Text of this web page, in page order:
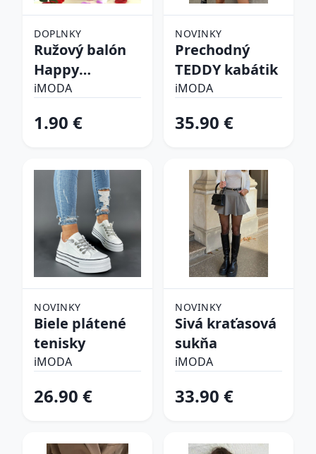
DOPLNKY
Ružový balón
Happy
birthday
iMODA
1.90 €
NOVINKY
Prechodný
TEDDY kabátik
iMODA
35.90 €
NOVINKY
Biele plátené
tenisky
iMODA
26.90 €
NOVINKY
Sivá kraťasová
sukňa
iMODA
33.90 €